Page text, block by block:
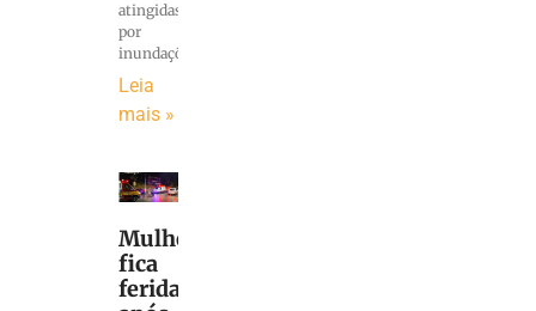
atingidas
por
inundações
Leia
mais »
Mulher
fica
ferida